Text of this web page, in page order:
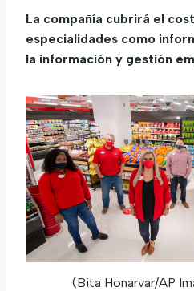
La compañía cubrirá el
especialidades como
la información y gestión
(Bita Honarvar/AP